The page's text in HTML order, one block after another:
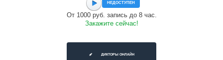
НЕДОСТУПЕН
От 1000 руб. запись до 8 час.
Закажите сейчас!
ДИКТОРЫ ОНЛАЙН